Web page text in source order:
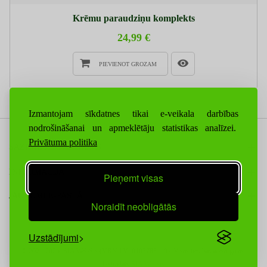
Izmantojam sīkdatnes tikai e-veikala darbības
nodrošināšanai un apmeklētāju statistikas analīzei.
Privātuma politika
Pieņemt visas
Noraidīt neobligātās
Uzstādījumi
Krēmu paraudziņu komplekts
24,99 €
PIEVIENOT GROZAM
SAZINIETIES AR MUMS
INFORMĀCIJA
JAUNUMI E-PASTĀ